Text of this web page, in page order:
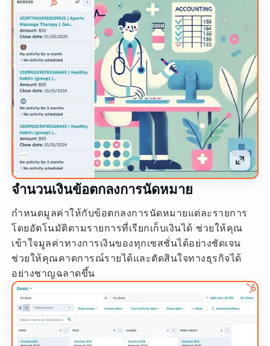
จำนวนเงินข้อตกลงการนัดหมาย
กำหนดมูลค่าให้กับข้อตกลงการนัดหมายแต่ละรายการ
โดยอัตโนมัติตามรายการที่เรียกเก็บเงินได้ ช่วยให้คุณ
เข้าใจมูลค่าทางการเงินของทุกเซสชั่นได้อย่างชัดเจน
ช่วยให้คุณคาดการณ์รายได้และตัดสินใจทางธุรกิจได้
อย่างชาญฉลาดขึ้น